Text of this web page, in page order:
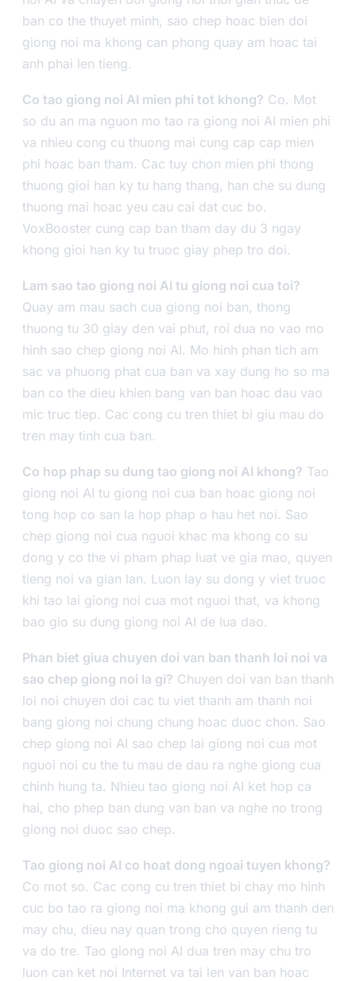
ban co the thuyet minh, sao chep hoac bien doi
giong noi ma khong can phong quay am hoac tai
anh phai len tieng.
Co tao giong noi AI mien phi tot khong? Co. Mot
so du an ma nguon mo tao ra giong noi AI mien phi
va nhieu cong cu thuong mai cung cap cap mien
phi hoac ban tham. Cac tuy chon mien phi thong
thuong gioi han ky tu hang thang, han che su dung
thuong mai hoac yeu cau cai dat cuc bo.
VoxBooster cung cap ban tham day du 3 ngay
khong gioi han ky tu truoc giay phep tro doi.
Lam sao tao giong noi AI tu giong noi cua toi?
Quay am mau sach cua giong noi ban, thong
thuong tu 30 giay den vai phut, roi dua no vao mo
hinh sao chep giong noi AI. Mo hinh phan tich am
sac va phuong phat cua ban va xay dung ho so ma
ban co the dieu khien bang van ban hoac dau vao
mic truc tiep. Cac cong cu tren thiet bi giu mau do
tren may tinh cua ban.
Co hop phap su dung tao giong noi AI khong? Tao
giong noi AI tu giong noi cua ban hoac giong noi
tong hop co san la hop phap o hau het noi. Sao
chep giong noi cua nguoi khac ma khong co su
dong y co the vi pham phap luat ve gia mao, quyen
tieng noi va gian lan. Luon lay su dong y viet truoc
khi tao lai giong noi cua mot nguoi that, va khong
bao gio su dung giong noi AI de lua dao.
Phan biet giua chuyen doi van ban thanh loi noi va
sao chep giong noi la gi? Chuyen doi van ban thanh
loi noi chuyen doi cac tu viet thanh am thanh noi
bang giong noi chung chung hoac duoc chon. Sao
chep giong noi AI sao chep lai giong noi cua mot
nguoi noi cu the tu mau de dau ra nghe giong cua
chinh hung ta. Nhieu tao giong noi AI ket hop ca
hai, cho phep ban dung van ban va nghe no trong
giong noi duoc sao chep.
Tao giong noi AI co hoat dong ngoai tuyen khong?
Co mot so. Cac cong cu tren thiet bi chay mo hinh
cuc bo tao ra giong noi ma khong gui am thanh den
may chu, dieu nay quan trong cho quyen rieng tu
va do tre. Tao giong noi AI dua tren may chu tro
luon can ket noi Internet va tai len van ban hoac